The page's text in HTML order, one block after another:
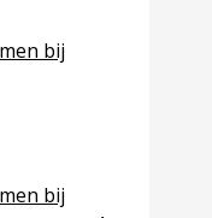
bij
bij
noise
bij
bij